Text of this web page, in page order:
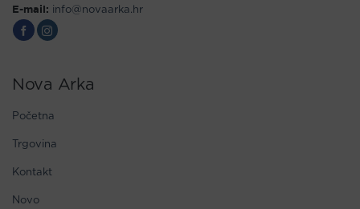
E-mail: info@novaarka.hr
Nova Arka
Početna
Trgovina
Kontakt
Novo